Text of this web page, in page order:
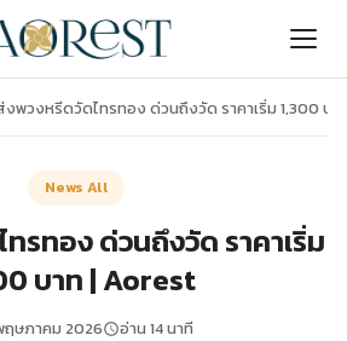
งพวงหรีดวัดไทรทอง ด่วนถึงวัด ราคาเริ่ม 1,300 บา
News All
รทอง ด่วนถึงวัด ราคาเริ่ม
บาท | Aorest
ฤษภาคม 2026 อ่าน 14 นาที